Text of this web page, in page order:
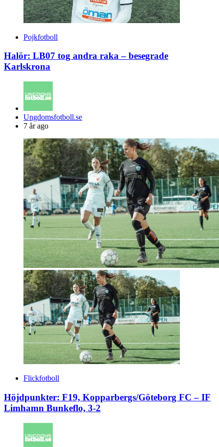
Pojkfotboll
Halör: LB07 tog andra raka – besegrade
Karlskrona
Posted
by
Ungdomsfotboll.se
7 år ago
Flickfotboll
Höjdpunkter: F19, Kopparbergs/Göteborg FC – IF
Limhamn Bunkeflo, 3-2